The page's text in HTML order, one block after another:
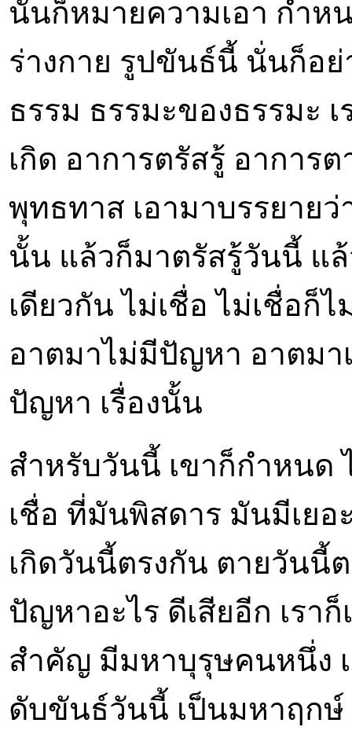
นั่นก็หมายความเอา กำห
ร่างกาย รูปขันธ์นี้ นั่นก็อ
ธรรม ธรรมะของธรรมะ
เกิด อาการตรัสรู้ อาการ
พุทธทาส เอามาบรรยายว่
นั้น แล้วก็มาตรัสรู้วันนี้ แ
เดียวกัน ไม่เชื่อ ไม่เชื่อก็
อาตมาไม่มีปัญหา อาตมา
ปัญหา เรื่องนั้น
สำหรับวันนี้ เขาก็กำหนด
เชื่อ ที่มันพิสดาร มันมีเยอ
เกิดวันนี้ตรงกัน ตายวันนี้
ปัญหาอะไร ดีเสียอีก เรา
สำคัญ มีมหาบุรุษคนหนึ่ง
ดับขันธ์วันนี้ เป็นมหาฤกษ์